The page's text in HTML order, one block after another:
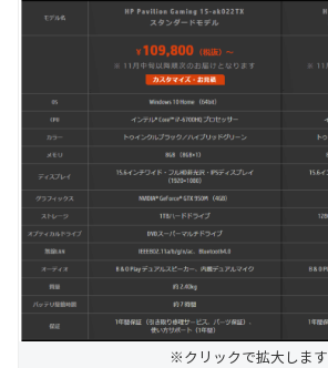
※クリックで拡大します